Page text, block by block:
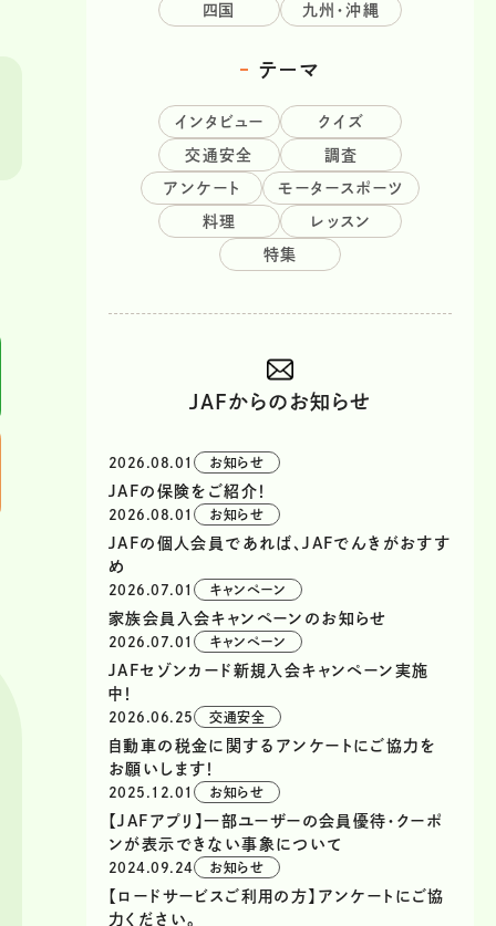
四国 九州・沖縄
テーマ
インタビュー クイズ
交通安全 調査
アンケート モータースポーツ
料理 レッスン
特集
JAFからのお知らせ
2026.08.01 お知らせ
JAFの保険をご紹介！
2026.08.01 お知らせ
JAFの個人会員であれば、JAFでんきがおすす
め
2026.07.01 キャンペーン
家族会員入会キャンペーンのお知らせ
2026.07.01 キャンペーン
JAFセゾンカード新規入会キャンペーン実施
中！
2026.06.25 交通安全
自動車の税金に関するアンケートにご協力を
お願いします！
2025.12.01 お知らせ
【JAFアプリ】一部ユーザーの会員優待・クーポ
ンが表示できない事象について
2024.09.24 お知らせ
【ロードサービスご利用の方】アンケートにご協
力ください。